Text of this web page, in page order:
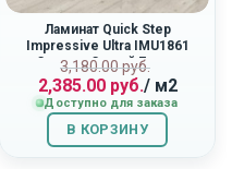
Ламинат Quick Step
Impressive Ultra IMU1861
«Светло-Серый Бетон»
3,180.00руб.
цена
составляла
3,180.00
руб..
2,385.00руб.
Текущая
цена:
2,385.00
руб..
/ м2
Доступно для заказа
В КОРЗИНУ